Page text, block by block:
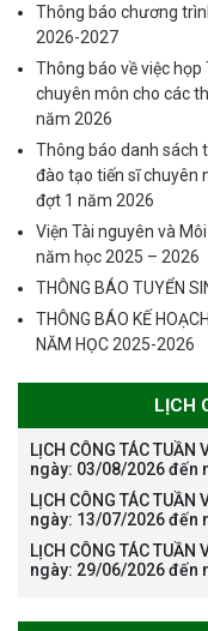
Thông báo chương
2026-2027
Thông báo về việc
chuyên môn cho các
năm 2026
Thông báo danh sách
đào tạo tiến sĩ chuyên
đợt 1 năm 2026
Viện Tài nguyên và
năm học 2025 – 2026
THÔNG BÁO TUYỂN
THÔNG BÁO KẾ
NĂM HỌC 2025-2026
LỊCH
LỊCH CÔNG TÁC TUẦN
ngày: 03/08/2026 đến
LỊCH CÔNG TÁC TUẦN
ngày: 13/07/2026 đến
LỊCH CÔNG TÁC TUẦN
ngày: 29/06/2026 đến